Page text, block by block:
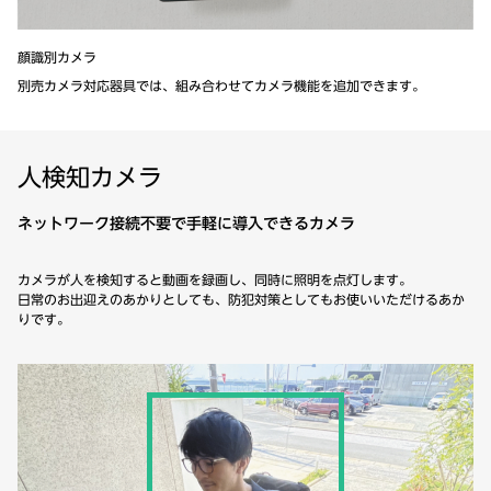
顔識別カメラ
別売カメラ対応器具では、組み合わせてカメラ機能を追加できます。
人検知カメラ
ネットワーク接続不要で手軽に導入できるカメラ
カメラが人を検知すると動画を録画し、同時に照明を点灯します。
日常のお出迎えのあかりとしても、防犯対策としてもお使いいただけるあか
りです。